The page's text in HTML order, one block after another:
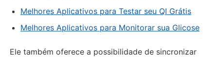
Melhores Aplicativos para Testar seu QI Grátis
Melhores Aplicativos para Monitorar sua Glicose
Ele também oferece a possibilidade de sincronizar